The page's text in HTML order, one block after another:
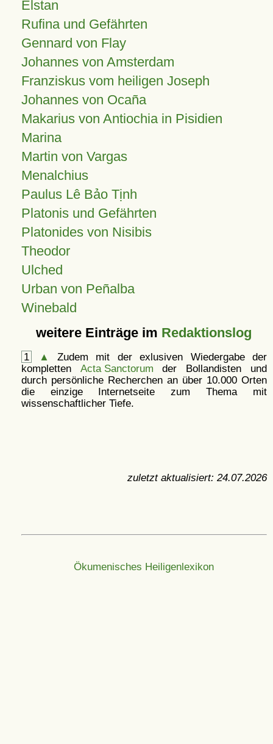
Elstan
Rufina und Gefährten
Gennard von Flay
Johannes von Amsterdam
Franziskus vom heiligen Joseph
Johannes von Ocaña
Makarius von Antiochia in Pisidien
Marina
Martin von Vargas
Menalchius
Paulus Lê Bảo Tịnh
Platonis und Gefährten
Platonides von Nisibis
Theodor
Ulched
Urban von Peñalba
Winebald
weitere Einträge im Redaktionslog
1 ▲
Zudem mit der exlusiven Wiedergabe der
kompletten Acta Sanctorum der Bollandisten und
durch persönliche Recherchen an über 10.000 Orten
die einzige Internetseite zum Thema mit
wissenschaftlicher Tiefe.
zuletzt aktualisiert: 24.07.2026
Ökumenisches Heiligenlexikon